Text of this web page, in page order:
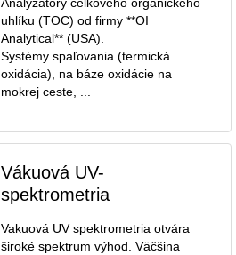
uhlíku (TOC) od firmy **OI
Analytical** (USA).
Systémy spaľovania (termická
oxidácia), na báze oxidácie na
mokrej ceste, ...
Vákuová UV-
spektrometria
Vakuová UV spektrometria otvára
široké spektrum výhod. Väčšina